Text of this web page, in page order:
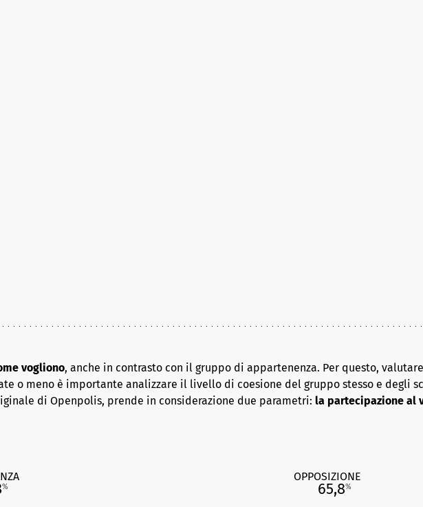
vogliono, anche in contrasto con il gruppo di appartenenza. Per questo,
o meno è importante analizzare il livello di coesione del gruppo stesso e degli
di Openpolis, prende in considerazione due parametri: la partecipazione al
%
OPPOSIZIONE
65,8%